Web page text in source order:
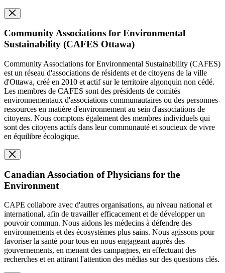
Community Associations for Environmental
Sustainability (CAFES Ottawa)
Community Associations for Environmental Sustainability (CAFES)
est un réseau d'associations de résidents et de citoyens de la ville
d'Ottawa, créé en 2010 et actif sur le territoire algonquin non cédé.
Les membres de CAFES sont des présidents de comités
environnementaux d'associations communautaires ou des personnes-
ressources en matière d'environnement au sein d'associations de
citoyens. Nous comptons également des membres individuels qui
sont des citoyens actifs dans leur communauté et soucieux de vivre
en équilibre écologique.
Canadian Association of Physicians for the
Environment
CAPE collabore avec d'autres organisations, au niveau national et
international, afin de travailler efficacement et de développer un
pouvoir commun. Nous aidons les médecins à défendre des
environnements et des écosystèmes plus sains. Nous agissons pour
favoriser la santé pour tous en nous engageant auprès des
gouvernements, en menant des campagnes, en effectuant des
recherches et en attirant l'attention des médias sur des questions clés.